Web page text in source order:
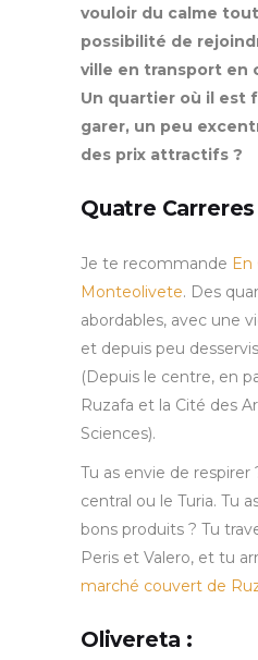
vouloir du calme
possibilité de
ville en transport en
Un quartier où il est
garer, un peu
des prix attractifs ?
Quatre Carreres
Je te recommande En
Monteolivete. Des
abordables, avec une
et depuis peu
(Depuis le centre, en
Ruzafa et la Cité des
Sciences).
Tu as envie de respirer
central ou le Turia. Tu
bons produits ? Tu
Peris et Valero, et tu
marché couvert de
Olivereta :